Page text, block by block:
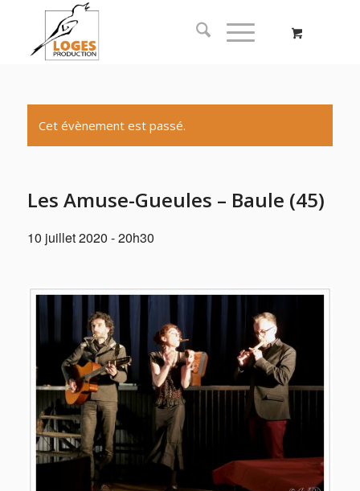
Cet évènement est passé.
Les Amuse-Gueules – Baule (45)
10 juillet 2020 - 20h30